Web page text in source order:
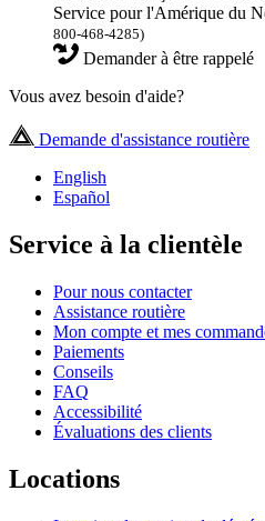
Service pour l'Amérique du
800-468-4285)
Demander à être rappelé
Vous avez besoin d'aide?
Demande d'assistance routière
English
Español
Service à la clientèle
Pour nous contacter
Assistance routière
Mon compte et mes
Paiements
Conseils
FAQ
Accessibilité
Évaluations des clients
Locations